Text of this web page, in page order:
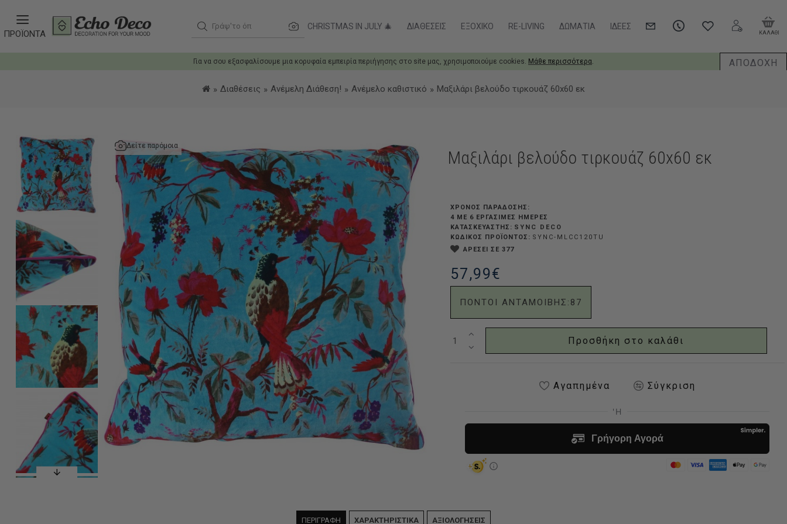
Για να σου εξασφαλίσουμε μια κορυφαία εμπειρία περιήγησης στο site μας, χρησιμοποιούμε cookies. Μάθε περισσότερα. ΑΠΟΔΟΧΗ
ΠΡΟΪΟΝΤΑ
Γράψ'το όπως θες CHRISTMAS IN JULY 🎄 ΔΙΑΘΈΣΕΙΣ ΕΞΟΧΙΚΌ RE-LIVING ΔΩΜΆΤΙΑ ΙΔΈΕΣ
ΚΑΛΑΘΙ
Διαθέσεις Ανέμελη Διάθεση! Ανέμελο καθιστικό Μαξιλάρι βελούδο τιρκουάζ 60x60 εκ
Δείτε παρόμοια
Μαξιλάρι βελούδο τιρκουάζ 60x60 εκ
57,99€
ΠΟΝΤΟΙ ΑΝΤΑΜΟΙΒΗΣ: 87
ΧΡΟΝΟΣ ΠΑΡΑΔΟΣΗΣ:
4 ΜΕ 6 ΕΡΓΆΣΙΜΕΣ ΗΜΈΡΕΣ
ΚΑΤΑΣΚΕΥΑΣΤΗΣ: SYNC DECO
ΚΩΔΙΚΟΣ ΠΡΟΪΟΝΤΟΣ: SYNC-MLCC120TU
ΑΡΕΣΕΙ ΣΕ 377
Προσθήκη στο καλάθι
Αγαπημένα Σύγκριση
ΠΕΡΙΓΡΑΦΗ ΧΑΡΑΚΤΗΡΙΣΤΙΚΑ ΑΞΙΟΛΟΓΗΣΕΙΣ